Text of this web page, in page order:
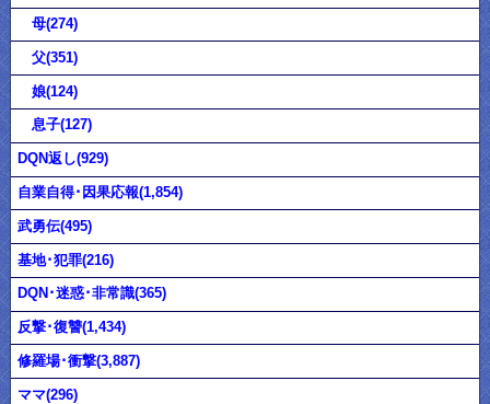
母(274)
父(351)
娘(124)
息子(127)
DQN返し(929)
自業自得･因果応報(1,854)
武勇伝(495)
基地･犯罪(216)
DQN･迷惑･非常識(365)
反撃･復讐(1,434)
修羅場･衝撃(3,887)
ママ(296)